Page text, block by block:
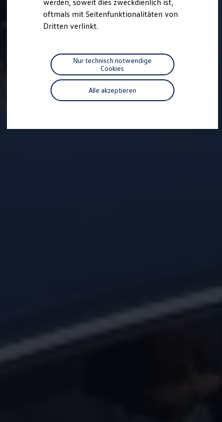
Volkswagen Teile
Zubehör
Modellspezifisches Zubehör
Individualisieren
Wallbox und Ladekabel
Digitale Extras
Dienste für Ihr Modell finden
Volkswagen Apps, Login und Shop
Handy und Fahrzeug verbinden
Vorgängermodelle
werden, soweit dies zweckdienlich ist,
oftmals mit Seitenfunktionalitäten von
Dritten verlinkt.
Alle akzeptieren
Nur technisch notwendige
Cookies